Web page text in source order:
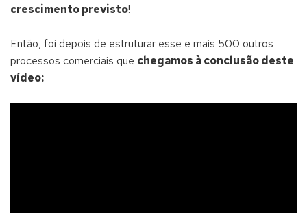
crescimento previsto!
Então, foi depois de estruturar esse e mais 500 outros
processos comerciais que chegamos à conclusão deste
vídeo: